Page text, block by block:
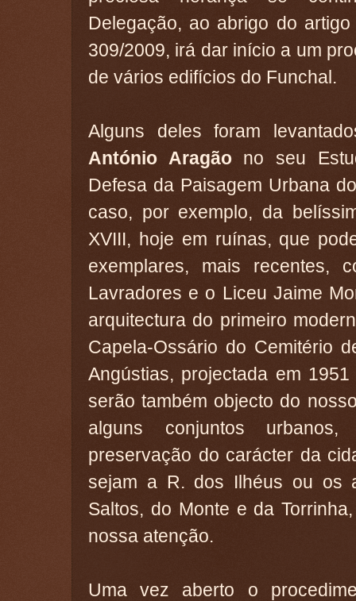
Delegação, ao abrigo do artigo
309/2009, irá dar início a um
de vários edifícios do Funchal.
Alguns deles foram
António Aragãono seu
Defesa da Paisagem Urbana
caso, por exemplo, da
XVIII, hoje em ruínas, que
exemplares, mais recentes,
Lavradores e o Liceu Jaime
arquitectura do primeiro
Capela-Ossário do Cemitério
Angústias, projectada em
serão também objecto do
alguns conjuntos
preservação do carácter da
sejam a R. dos Ilhéus ou os
Saltos, do Monte e da
nossa atenção.
Uma vez aberto o